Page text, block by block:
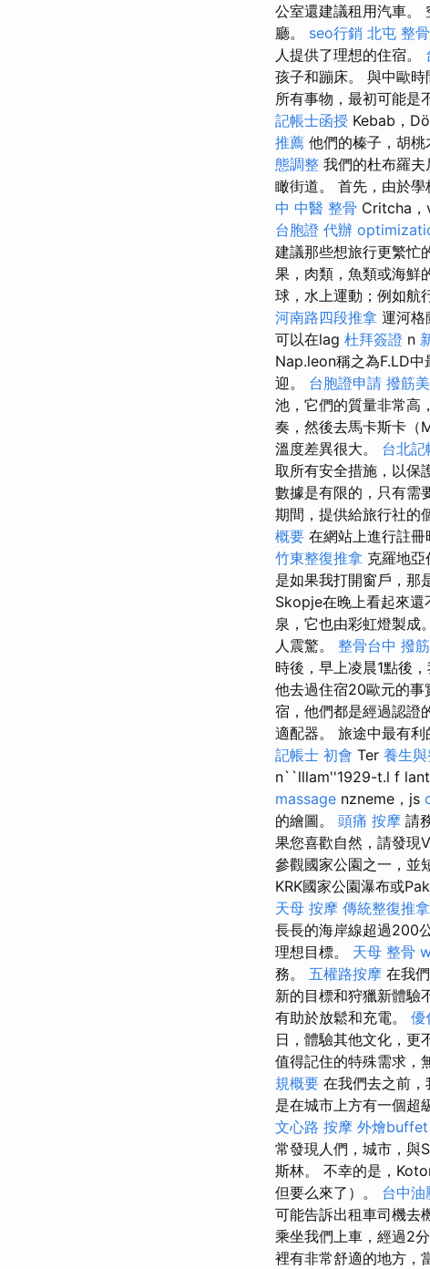
公室還建議租用汽車。
廳。 seo行銷 北屯 整骨
人提供了理想的住宿。
孩子和蹦床。 與中歐時
所有事物，最初可能是
記帳士函授 Kebab，
推薦 他們的榛子，胡
態調整 我們的杜布羅
瞰街道。 首先，由於
中 中醫 整骨 Critcha，
台胞證 代辦
建議那些想旅行更繁忙
果，肉類，魚類或海鮮
球，水上運動；例如航
河南路四段推拿 運河格
可以在lag 杜拜簽證 n
Nap.leon稱之為F.LD
迎。 台胞證申請 撥筋
池，它們的質量非常高
奏，然後去馬卡斯卡（
溫度差異很大。 台北記
取所有安全措施，以保
數據是有限的，只有需
期間，提供給旅行社的
概要 在網站上進行註冊
竹東整復推拿 克羅地
是如果我打開窗戶，那
Skopje在晚上看起來還
泉，它也由彩虹燈製成。
人震驚。 整骨台中 撥
時後，早上凌晨1點後
他去過住宿20歐元的
宿，他們都是經過認證
適配器。 旅途中最有
記帳士 初會 Ter 養生
n``lllam''1929-t.l f lant
massage nzneme，js
的繪圖。 頭痛 按摩 請
果您喜歡自然，請發現
參觀國家公園之一，並
KRK國家公園瀑布或
天母 按摩 傳統整復推
長長的海岸線超過200
理想目標。 天母 整骨
務。 五權路按摩 在我
新的目標和狩獵新體驗
有助於放鬆和充電。 優
日，體驗其他文化，更
值得記住的特殊需求，
規概要 在我們去之前
是在城市上方有一個超
文心路 按摩 外燴buffet
常發現人們，城市，與
斯林。 不幸的是，
但要么來了）。 台中油
可能告訴出租車司機去
乘坐我們上車，經過2
裡有非常舒適的地方，